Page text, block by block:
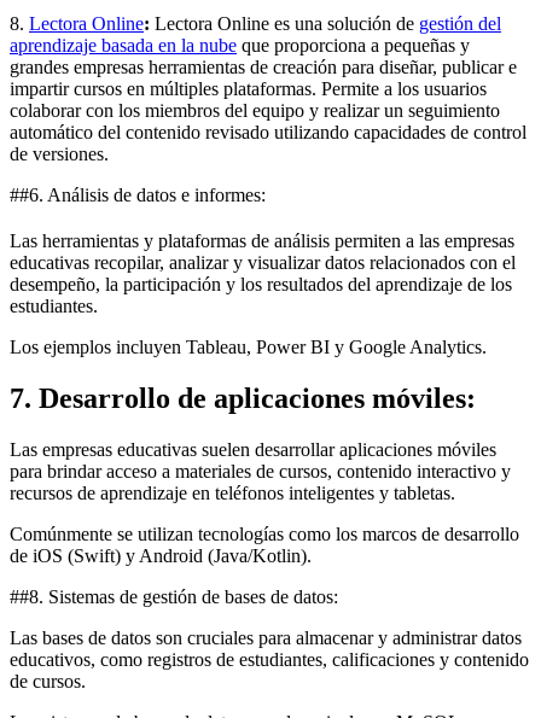
8. Lectora Online: Lectora Online es una solución de gestión del
aprendizaje basada en la nube que proporciona a pequeñas y
grandes empresas herramientas de creación para diseñar, publicar e
impartir cursos en múltiples plataformas. Permite a los usuarios
colaborar con los miembros del equipo y realizar un seguimiento
automático del contenido revisado utilizando capacidades de control
de versiones.
##6. Análisis de datos e informes:
Las herramientas y plataformas de análisis permiten a las empresas
educativas recopilar, analizar y visualizar datos relacionados con el
desempeño, la participación y los resultados del aprendizaje de los
estudiantes.
Los ejemplos incluyen Tableau, Power BI y Google Analytics.
7. Desarrollo de aplicaciones móviles:
Las empresas educativas suelen desarrollar aplicaciones móviles
para brindar acceso a materiales de cursos, contenido interactivo y
recursos de aprendizaje en teléfonos inteligentes y tabletas.
Comúnmente se utilizan tecnologías como los marcos de desarrollo
de iOS (Swift) y Android (Java/Kotlin).
##8. Sistemas de gestión de bases de datos:
Las bases de datos son cruciales para almacenar y administrar datos
educativos, como registros de estudiantes, calificaciones y contenido
de cursos.